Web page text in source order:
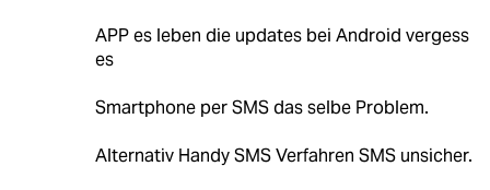
APP es leben die updates bei Android vergess
es
Smartphone per SMS das selbe Problem.
Alternativ Handy SMS Verfahren SMS unsicher.